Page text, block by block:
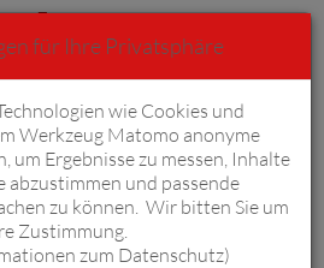
Warenkorb 0
für Ihre Privatsphäre
wie Cookies und
Werkzeug Matomo anonyme
Ergebnisse zu messen, Inhalte
abzustimmen und passende
zu können. Wir bitten Sie um
Zustimmung.
zum Datenschutz)